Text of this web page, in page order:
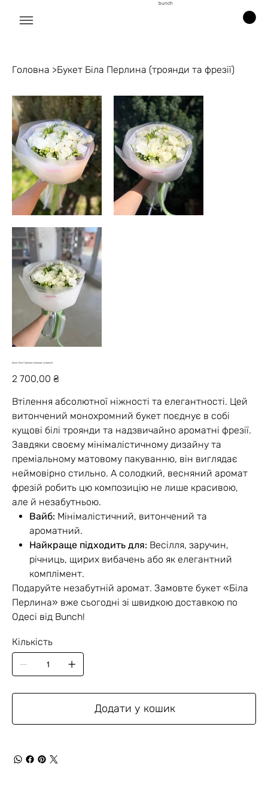
bunch
Головна >Букет Біла Перлина (троянди та фрезії)
Букет Біла Перлина (троянди та фрезії)
Ціна
2 700,00 ₴
Втілення абсолютної ніжності та елегантності. Цей
витончений монохромний букет поєднує в собі
кущові білі троянди та надзвичайно ароматні фрезії.
Завдяки своєму мінімалістичному дизайну та
преміальному матовому пакуванню, він виглядає
неймовірно стильно. А солодкий, весняний аромат
фрезій робить цю композицію не лише красивою,
але й незабутньою.
Вайб: Мінімалістичний, витончений та
ароматний.
Найкраще підходить для: Весілля, заручин,
річниць, щирих вибачень або як елегантний
комплімент.
Подаруйте незабутній аромат. Замовте букет «Біла
Перлина» вже сьогодні зі швидкою доставкою по
Одесі від Bunch!
Кількість
Додати у кошик